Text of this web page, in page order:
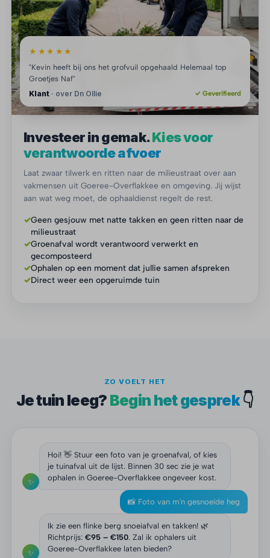
★★★★★
"Kevin heeft bij ons het grofvuil opgehaald Helemaal top
Groetjes Naf"
Klant · over Dn Ollie ✓ Geverifieerd
Investeer in gemak.Kies voor
verantwoorde afvoer
Laat zwaar tilwerk en ritten naar de milieustraat over aan
vakmensen uit Goeree-Overflakkee en omgeving. Jij wijst
aan wat weg moet, de ophaaldienst regelt de rest.
✓Geen gesjouw met natte takken en geen ritten naar de
milieustraat
✓Groenafval wordt verantwoord verwerkt en
gecomposteerd
✓Ophalen op een moment dat jullie samen afspreken
✓Direct weer een opgeruimde tuin
ZO VOELT HET
Je tuin leeg? Begin het gesprek👇
✨
Hoi! 👋 Stuur een foto van je groenafval, of kies
je tuinafval uit de lijst. Binnen 30 sec zie je wat
ophalen in Goeree-Overflakkee ongeveer kost.
📸 Foto van m'n gesnoeide heg
✨
Ik zie een flinke berg snoeiafval en takken! 🌿
Richtprijs: €95 – €150. Zal ik ophalers uit
Goeree-Overflakkee laten bieden?